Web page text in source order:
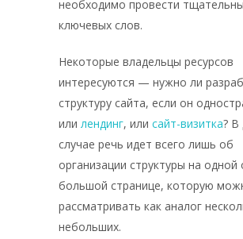
необходимо провести
ключевых слов.
Некоторые владельцы ресурсов
интересуются — нужно ли
структуру сайта, если он
или лендинг, или сайт-визитка? В
случае речь идет всего лишь об
организации структуры на одной
большой странице, которую
рассматривать как аналог
небольших.